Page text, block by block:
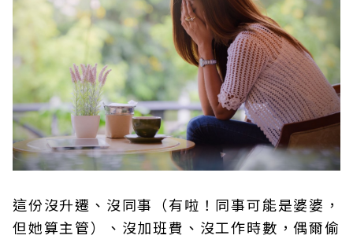
這份沒升遷、沒同事（有啦！同事可能是婆婆，
但她算主管）、沒加班費、沒工作時數，偶爾偷